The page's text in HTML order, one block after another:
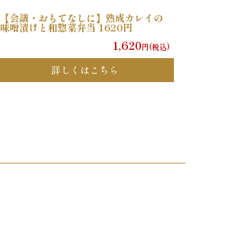
【会議・おもてなしに】熟成カレイの
味噌漬けと和惣菜弁当 1620円
1,620円(税込)
詳しくはこちら